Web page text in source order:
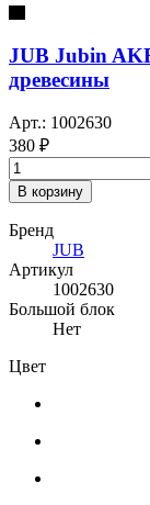
JUB Jubin
древесины
Арт.: 1002630
380 ₽
В корзину
Бренд
JUB
Артикул
1002630
Большой блок
Нет
Цвет